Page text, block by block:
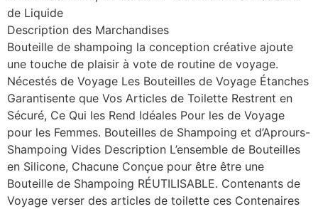
de Liquide
Description des Marchandises
Bouteille de shampoing la conception créative ajoute
une touche de plaisir à vote de routine de voyage.
Nécestés de Voyage Les Bouteilles de Voyage Étanches
Garantisente que Vos Articles de Toilette Restrent en
Sécuré, Ce Qui les Rend Idéales Pour les de Voyage
pour les Femmes. Bouteilles de Shampoing et d’Aprours-
Shampoing Vides Description L’ensemble de Bouteilles
en Silicone, Chacune Conçue pour être être une
Bouteille de Shampoing RÉUTILISABLE. Contenants de
Voyage verser des articles de toilette ces Contenaires